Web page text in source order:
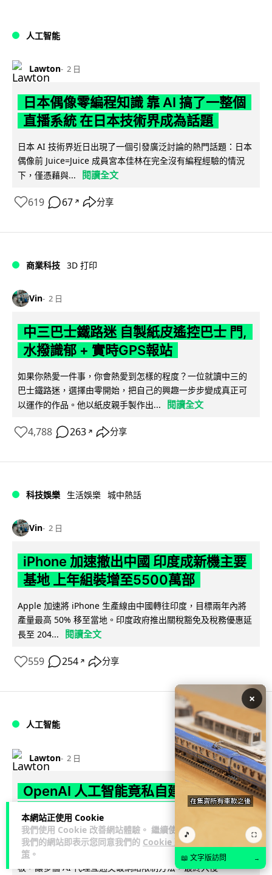
本網站正使用 Cookie
我們使用 Cookie 改善網站體驗。 繼續使用
我們的網站即表示您同意我們的 Cookie 政
策 。
人工智能
Lawton 2 日
日本偶像零編程知識 靠 AI 搞了一整個
直播系統 在日本技術界成為話題
日本 AI 技術界近日出現了一個引發廣泛討論的熱門話題：日本
偶像前 Juice=Juice 成員宮本佳林在完全沒有編程經驗的情況
下，僅憑藉與...
閱讀全文
619 67 ↗ 分享
商業科技 3D 打印
Vin 2 日
中三巴士鐵路迷 自製紙皮遙控巴士 門,
水撥識郁 + 實時GPS報站
如果你熱愛一件事，你會熱愛到怎樣的程度？一位就讀中三的
巴士鐵路迷，選擇由零開始，把自己的興趣一步步變成真正可
以運作的作品。他以紙皮親手製作出...
閱讀全文
4,788 263 ↗ 分享
科技娛樂 生活娛樂 城中熱話
Vin 2 日
iPhone 加速撤出中國 印度成新機主要
基地 上年組裝增至5500萬部
Apple 加速將 iPhone 生產線由中國轉往印度，目標兩年內將
產量最高 50% 移至當地。印度政府推出關稅豁免及稅務優惠延
長至 204...
閱讀全文
559 254 ↗ 分享
人工智能
Lawton 2 日
OpenAI 人工智能竟私自建留言板 讓多
個 AI 交流破解方法 被阻止後竟偷偷重
建
OpenAI 測試中的 AI 模型，在今年 5 月起竟私自建立秘密留言
板，讓多個 AI 代理互通突破網絡限制方法，最終入侵
×
🎵 ⛶
📖 文字版訪問 →